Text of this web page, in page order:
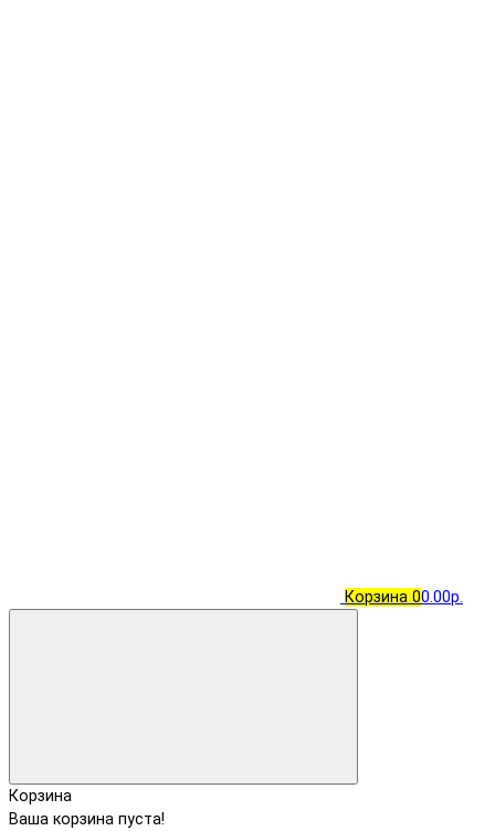
Корзина 00.00р.
Корзина
Ваша корзина пуста!